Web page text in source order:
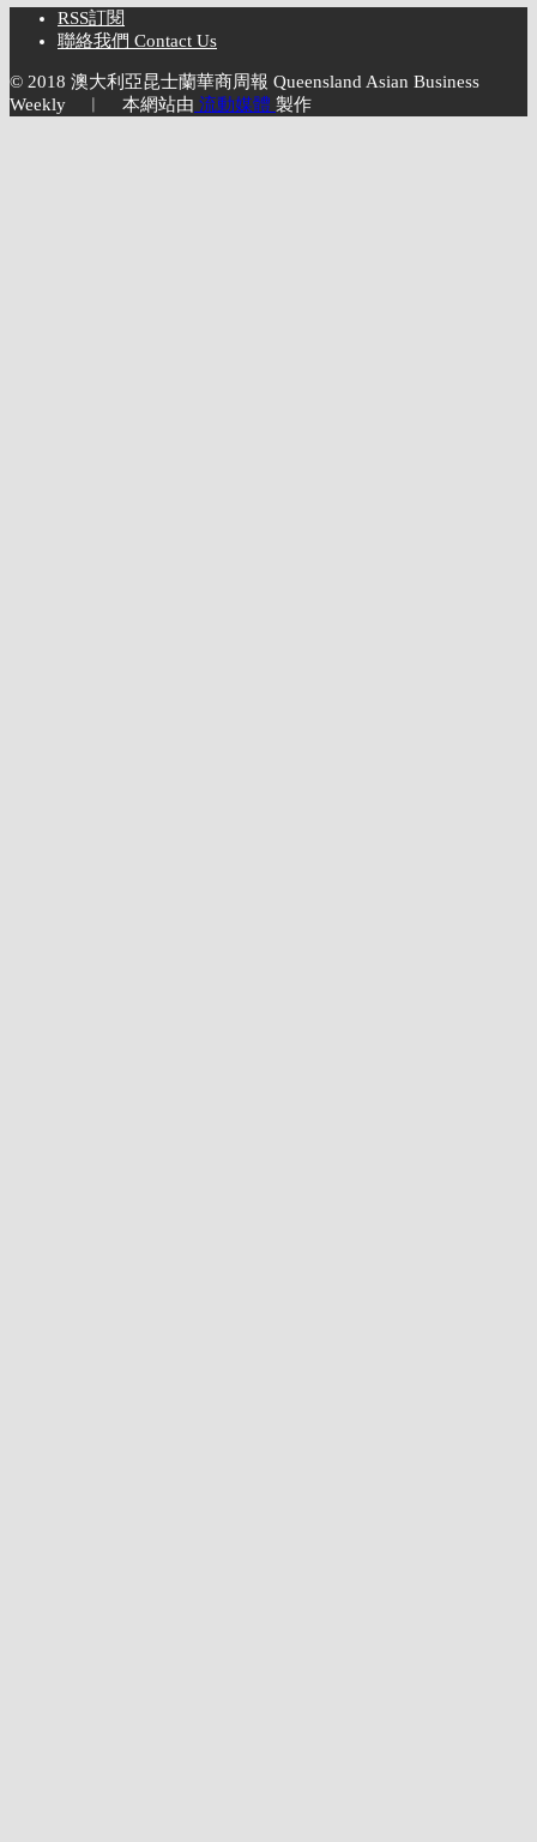
RSS訂閱
聯絡我們 Contact Us
© 2018 澳大利亞昆士蘭華商周報 Queensland Asian Business
Weekly ︱ 本網站由 流動媒體 製作